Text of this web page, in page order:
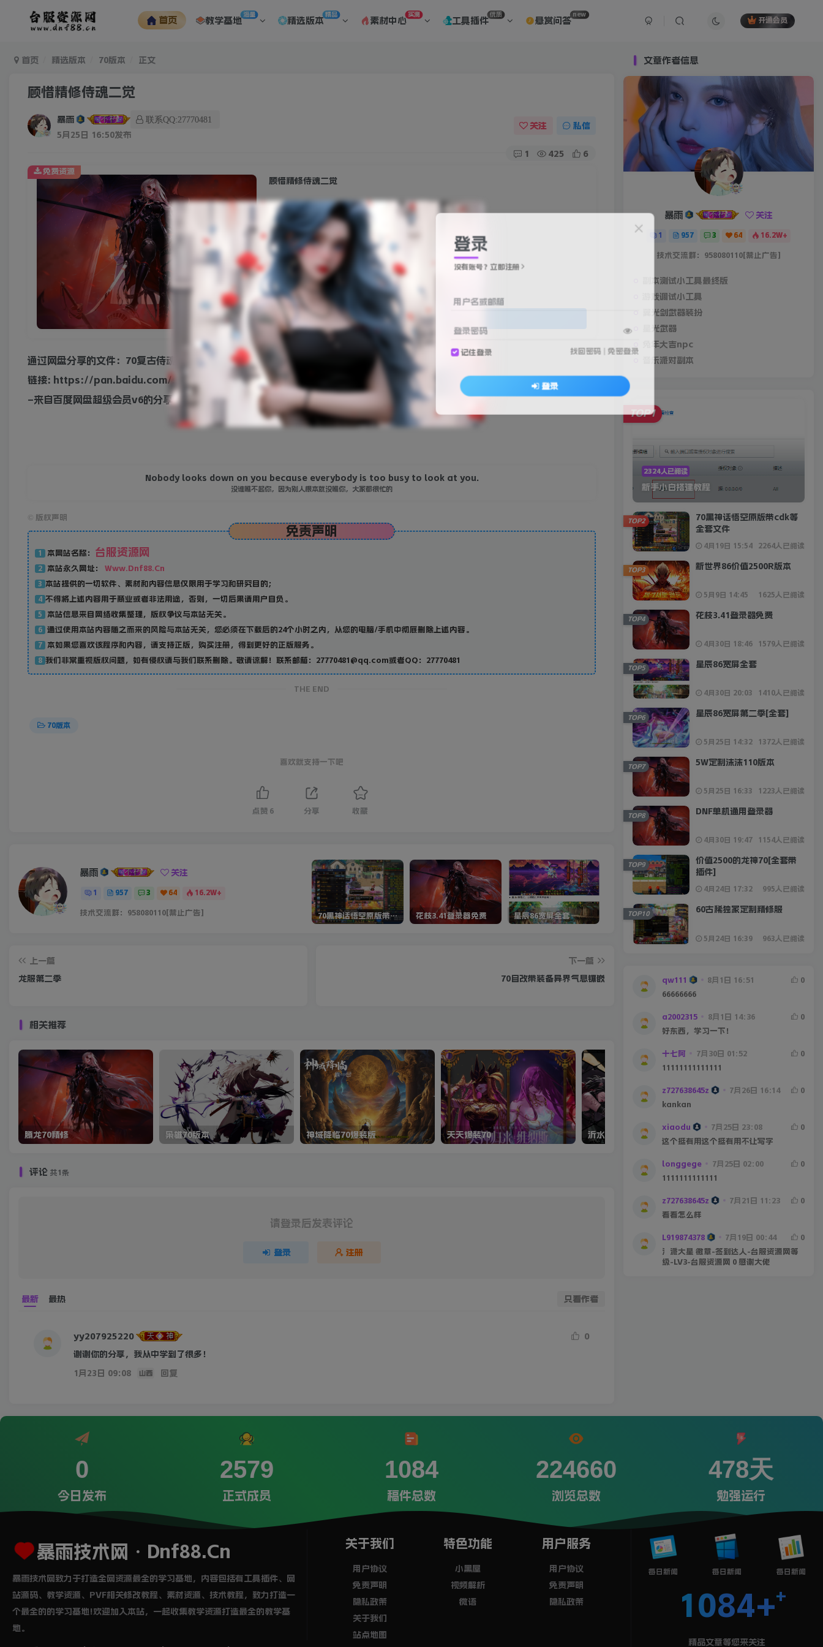
首页 教学基地
海量
精选版本
精品
素材中心
实测
工具插件
优质
悬赏问答
new
开通会员
首页 精选版本 70版本 正文
顾惜精修侍魂二觉
暴雨
联系QQ:27770481
5月25日 16:50发布
关注 私信
1 425 6
顾惜精修侍魂二觉
此内容为免费资源，请登录后查看
0 积分
登录查看
免费资源
通过网盘分享的文件：70复古侍魂特色必看攻略.docx等2个文件
链接: https://pan.baidu.com/s/1JnfW0X152r70DoRe8ZK5Gw?pwd=ba7c 提取码: ba7c
–来自百度网盘超级会员v6的分享
Nobody looks down on you because everybody is too busy to look at you.
没谁瞧不起你，因为别人根本就没瞧你，大家都很忙的
版权声明
免责声明
1 本网站名称： 台服资源网
2 本站永久网址： Www.Dnf88.Cn
3 本站提供的一切软件、素材和内容信息仅限用于学习和研究目的；
4 不得将上述内容用于商业或者非法用途，否则，一切后果请用户自负。
5 本站信息来自网络收集整理，版权争议与本站无关。
6 通过使用本站内容随之而来的风险与本站无关，您必须在下载后的24个小时之内，从您的电脑/手机中彻底删除上述内容。
7 本如果您喜欢该程序和内容，请支持正版，购买注册，得到更好的正版服务。
8 我们非常重视版权问题，如有侵权请与我们联系删除。敬请谅解！联系邮箱：27770481@qq.com或者QQ：27770481
THE END
70版本
喜欢就支持一下吧
点赞 6 分享 收藏
暴雨 关注
1 957 3 64 16.2W+
技术交流群：958080110[禁止广告] 70黑神话悟空原版带cdk等全套文件 花枝3.41登录器免费 星辰86宽屏全套 星辰86宽屏第二季[全套] 5W定制沫沫110版本
上一篇
龙服第二季
下一篇
70自改带装备异界气息镶嵌
相关推荐
腾龙70精修 枭雄70版本 神域降临70爆装版 天天爆装70 沂水春风70
评论 共1条
请登录后发表评论
登录 注册
最新 最热 只看作者
yy207925220 0
谢谢你的分享，我从中学到了很多！
1月23日 09:08 山西 回复
文章作者信息
暴雨 关注
1 957 3 64 16.2W+
技术交流群：958080110[禁止广告]
副本测试小工具最终版
游戏调试小工具
翼光剑武器装扮
星光武器
兔年大吉npc
音乐派对副本
2324人已阅读
新手小白搭建教程
TOP1
70黑神话悟空原版带cdk等
全套文件
4月19日 15:54 2264人已阅读
TOP2
新世界86价值2500R版本
5月9日 14:45 1625人已阅读
TOP3
花枝3.41登录器免费
4月30日 18:46 1579人已阅读
TOP4
星辰86宽屏全套
4月30日 20:03 1410人已阅读
TOP5
星辰86宽屏第二季[全套]
5月25日 14:32 1372人已阅读
TOP6
5W定制沫沫110版本
5月25日 16:33 1223人已阅读
TOP7
DNF单机通用登录器
4月30日 19:47 1154人已阅读
TOP8
价值2500的龙神70[全套带
插件]
4月24日 17:32 995人已阅读
TOP9
60古稀独家定制精修服
5月24日 16:39 963人已阅读
TOP10
qw111 8月1日 16:51
0
66666666
a2002315 8月1日 14:36
0
好东西，学习一下！
十七阿 7月30日 01:52
0
11111111111111
z727638645z 7月26日 16:14
0
kankan
xiaodu 7月25日 23:08
0
这个挺有用这个挺有用不让写字
longgege 7月25日 02:00
0
1111111111111
z727638645z 7月21日 11:23
0
看看怎么样
L919874378 7月19日 00:44
0
氵派大星 徽章-签到达人-台服资源网等
级-LV3-台服资源网 0 感谢大佬
登录
没有账号？立即注册
用户名或邮箱
登录密码
记住登录 找回密码 |免密登录
登录
0
今日发布
2579
正式成员
1084
稿件总数
224660
浏览总数
478天
勉强运行
暴雨技术网・Dnf88.Cn
暴雨技术网致力于打造全网资源最全的学习基地，内容包括有工具插件、网
站源码、教学资源、PVF相关修改教程、素材资源、技术教程，致力打造一
个最全的的学习基地!欢迎加入本站，一起收集教学资源打造最全的教学基
地。
关于我们
用户协议
免责声明
隐私政策
关于我们
站点地图
特色功能
小黑屋
视频解析
微语
用户服务
用户协议
免责声明
隐私政策
每日新闻 每日新闻 每日新闻
1084+
精品文章等您来关注